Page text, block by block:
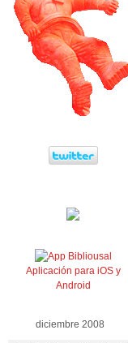
Aplicación para iOS y
Android
diciembre 2008